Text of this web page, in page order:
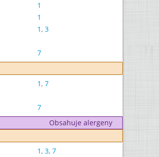
1
1
1, 3
7
1, 7
7
Obsahuje alergeny
1, 3, 7